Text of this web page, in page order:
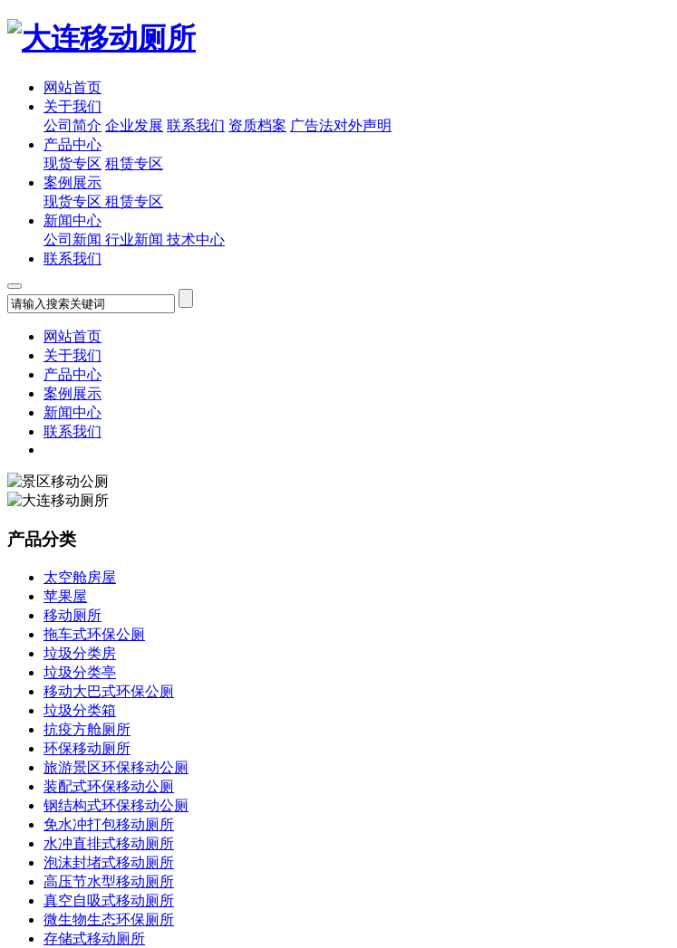
网站首页
关于我们
公司简介 企业发展 联系我们 资质档案 广告法对外声明
产品中心
现货专区 租赁专区
案例展示
现货专区 租赁专区
新闻中心
公司新闻 行业新闻 技术中心
联系我们
网站首页
关于我们
产品中心
案例展示
新闻中心
联系我们
产品分类
太空舱房屋
苹果屋
移动厕所
拖车式环保公厕
垃圾分类房
垃圾分类亭
移动大巴式环保公厕
垃圾分类箱
抗疫方舱厕所
环保移动厕所
旅游景区环保移动公厕
装配式环保移动公厕
钢结构式环保移动公厕
免水冲打包移动厕所
水冲直排式移动厕所
泡沫封堵式移动厕所
高压节水型移动厕所
真空自吸式移动厕所
微生物生态环保厕所
存储式移动厕所